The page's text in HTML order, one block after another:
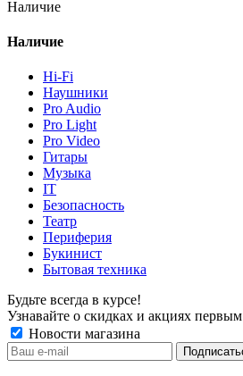
Наличие
Наличие
Hi-Fi
Наушники
Pro Audio
Pro Light
Pro Video
Гитары
Музыка
IT
Безопасность
Театр
Периферия
Букинист
Бытовая техника
Будьте всегда в курсе!
Узнавайте о скидках и акциях первым
Новости магазина